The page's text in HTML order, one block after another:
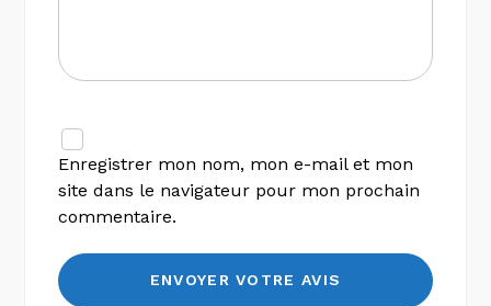
Enregistrer mon nom, mon e-mail et mon
site dans le navigateur pour mon prochain
commentaire.